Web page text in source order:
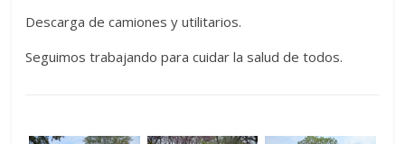
Descarga de camiones y utilitarios.
Seguimos trabajando para cuidar la salud de todos.